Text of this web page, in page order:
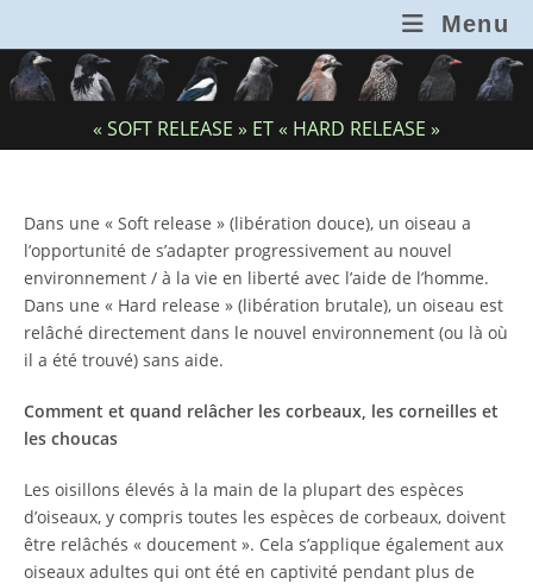
content
Menu
« SOFT RELEASE » ET « HARD RELEASE »
Dans une « Soft release » (libération douce), un oiseau a
l’opportunité de s’adapter progressivement au nouvel
environnement / à la vie en liberté avec l’aide de l’homme.
Dans une « Hard release » (libération brutale), un oiseau est
relâché directement dans le nouvel environnement (ou là où
il a été trouvé) sans aide.
Comment et quand relâcher les corbeaux, les corneilles et
les choucas
Les oisillons élevés à la main de la plupart des espèces
d’oiseaux, y compris toutes les espèces de corbeaux, doivent
être relâchés « doucement ». Cela s’applique également aux
oiseaux adultes qui ont été en captivité pendant plus de